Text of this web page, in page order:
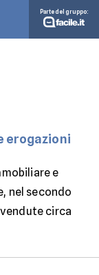
Parte del gruppo:
erogazioni
e
nel secondo
circa